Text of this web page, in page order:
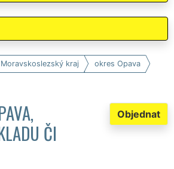
Moravskoslezský kraj okres Opava
Objednat
ČI